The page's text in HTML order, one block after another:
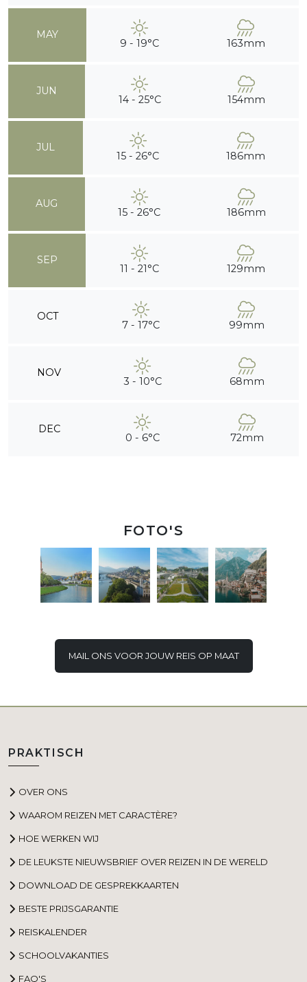
MAY
9 - 19°C 163mm
JUN
14 - 25°C 154mm
JUL
15 - 26°C 186mm
AUG
15 - 26°C 186mm
SEP
11 - 21°C 129mm
OCT
7 - 17°C 99mm
NOV
3 - 10°C 68mm
DEC
0 - 6°C 72mm
FOTO'S
MAIL ONS VOOR JOUW REIS OP MAAT
PRAKTISCH
OVER ONS
WAAROM REIZEN MET CARACTÈRE?
HOE WERKEN WIJ
DE LEUKSTE NIEUWSBRIEF OVER REIZEN IN DE WERELD
DOWNLOAD DE GESPREKKAARTEN
BESTE PRIJSGARANTIE
REISKALENDER
SCHOOLVAKANTIES
FAQ'S